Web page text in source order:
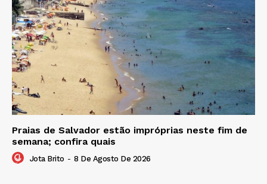
Praias de Salvador estão impróprias neste fim de
semana; confira quais
Jota Brito - 8 De Agosto De 2026